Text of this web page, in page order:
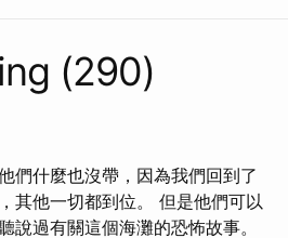
(290)
們什麼也沒帶，因為我們回到了
其他一切都到位。 但是他們可以
說過有關這個海灘的恐怖故事。